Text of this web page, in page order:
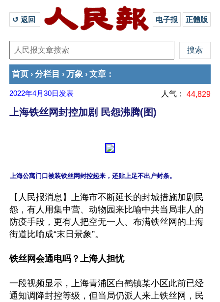
↺ 返回 电子报 正體版
首页 › 分栏目 › 万象 › 文章 ：
2022年4月30日 发表 人气： 44,829
上海铁丝网封控加剧 民怨沸腾(图)
【人民报消息】上海市不断延长的封城措施加剧民
怨，有人用集中营、动物园来比喻中共当局非人的
防疫手段，更有人把空无一人、布满铁丝网的上海
街道比喻成“末日景象”。
铁丝网会通电吗？上海人担忧
一段视频显示，上海青浦区白鹤镇某小区此前已经
通知调降封控等级，但当局仍派人来上铁丝网，民